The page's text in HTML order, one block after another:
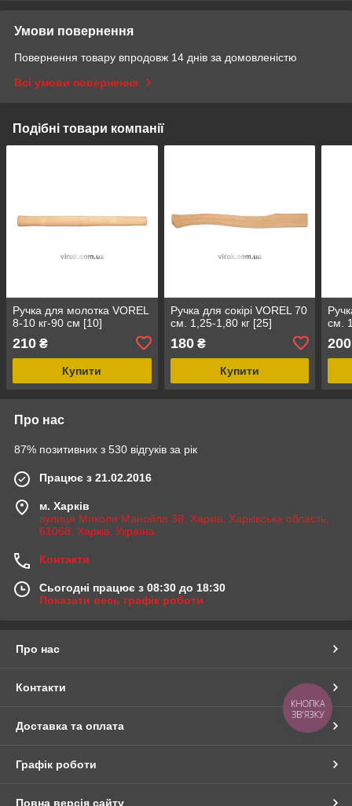
Умови повернення
Повернення товару впродовж 14 днів за домовленістю
Всі умови повернення
Подібні товари компанії
Ручка для молотка VOREL
8-10 кг-90 см [10]
210 ₴
Купити
Ручка для сокірі VOREL 70
см. 1,25-1,80 кг [25]
180₴
Купити
см.
200
Про нас
87% позитивних з 530 відгуків за рік
Працює з 21.02.2016
м. Харків
вулиця Миколи Манойла 38, Харків, Харківська область,
61068, Харків, Україна
Контакти
Сьогодні працює з 08:30 до 18:30
Показати весь графік роботи
Про нас
Контакти
Доставка та оплата
Графік роботи
Повна версія сайту
КНОПКА
ЗВ'ЯЗКУ